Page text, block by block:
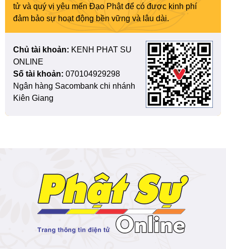
tử và quý vị yêu mến Đạo Phật để có được kinh phí
đảm bảo sự hoạt động bền vững và lâu dài.
Chủ tài khoản: KENH PHAT SU
ONLINE
Số tài khoản: 070104929298
Ngân hàng Sacombank chi nhánh
Kiên Giang